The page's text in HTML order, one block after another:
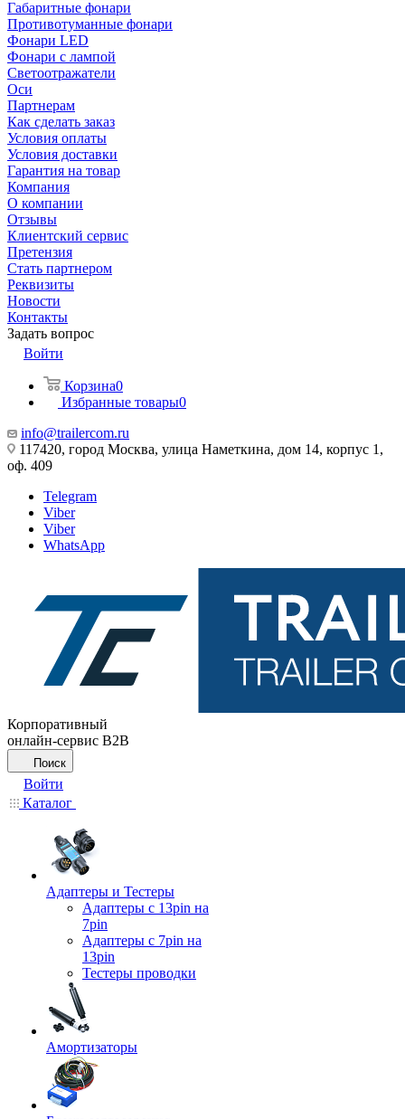
Габаритные фонари
Противотуманные фонари
Фонари LED
Фонари с лампой
Светоотражатели
Оси
Партнерам
Как сделать заказ
Условия оплаты
Условия доставки
Гарантия на товар
Компания
О компании
Отзывы
Клиентский сервис
Претензия
Стать партнером
Реквизиты
Новости
Контакты
Задать вопрос
Войти
Корзина0
Избранные товары0
info@trailercom.ru
117420, город Москва, улица Наметкина, дом 14, корпус 1,
оф. 409
Telegram
Viber
Viber
WhatsApp
Корпоративный
онлайн-сервис B2B
Поиск
Войти
Каталог
Адаптеры и Тестеры
Адаптеры с 13pin на
7pin
Адаптеры с 7pin на
13pin
Тестеры проводки
Амортизаторы